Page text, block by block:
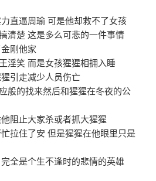
直逼周瑜 可是他却救不了女孩
清楚 这是多么可悲的一件事情
刚他家
淫笑 而是女孩猩猩相拥入睡
引走减少人员伤亡
般的找来然后和猩猩在冬夜的公
阻止大家杀或者抓大猩猩
拉住了安 但是猩猩在他眼里只是
全是个生不逢时的悲情的英雄